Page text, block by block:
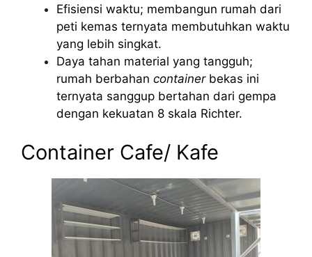
Efisiensi waktu; membangun rumah dari
peti kemas ternyata membutuhkan waktu
yang lebih singkat.
Daya tahan material yang tangguh;
rumah berbahan containerbekas ini
ternyata sanggup bertahan dari gempa
dengan kekuatan 8 skala Richter.
Container Cafe/ Kafe